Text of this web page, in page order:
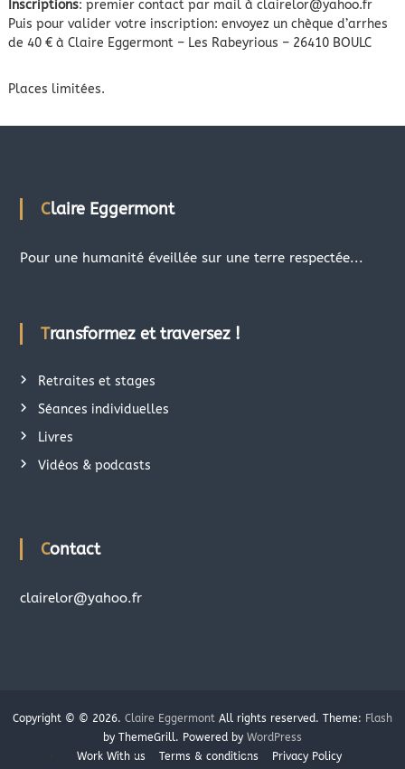
Inscriptions: premier contact par mail à clairelor@yahoo.fr
Puis pour valider votre inscription: envoyez un chèque d’arrhes
de 40 € à Claire Eggermont – Les Rabeyrious – 26410 BOULC
Places limitées.
Claire Eggermont
Pour une humanité éveillée sur une terre respectée...
Transformez et traversez !
Retraites et stages
Séances individuelles
Livres
Vidéos & podcasts
Contact
clairelor@yahoo.fr
Copyright © © 2026. Claire Eggermont All rights reserved. Theme: Flash
by ThemeGrill. Powered by WordPress
Work With us
Terms & conditions Privacy Policy